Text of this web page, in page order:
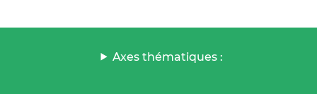
Axes thématiques :